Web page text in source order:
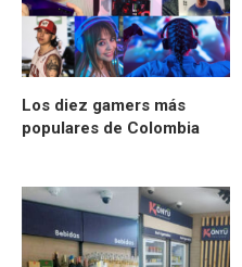
Los diez gamers más
populares de Colombia